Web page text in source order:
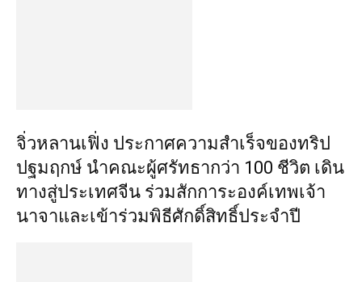
จิ่วหลานเฟิ่ง ประกาศความสำเร็จของทริป
ปฐมฤกษ์ นำคณะผู้ศรัทธากว่า 100 ชีวิต เดิน
ทางสู่ประเทศจีน ร่วมสักการะองค์เทพเจ้า
นาจาและเข้าร่วมพิธีศักดิ์สิทธิ์ประจำปี